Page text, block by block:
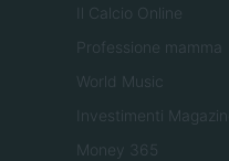
Il Calcio Online
Professione mamma
World Music
Investimenti Magazine
Money 365